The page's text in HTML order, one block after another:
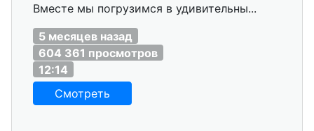
Вместе мы погрузимся в удивительны...
5 месяцев назад
604 361 просмотров
12:14
Смотреть